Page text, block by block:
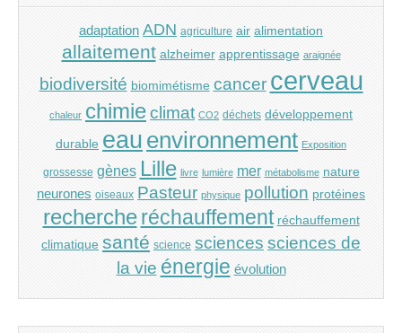
adaptation ADN agriculture air alimentation
allaitement alzheimer apprentissage araignée
biodiversité biomimétisme cancer cerveau
chaleur chimieclimat CO2 déchets développement
durable eau environnement Exposition
grossesse gènes Lille livre lumière mer métabolisme nature
neurones oiseaux Pasteur physique pollution protéines
recherche réchauffement réchauffement
climatique santé science sciences sciences de
la vie énergie évolution